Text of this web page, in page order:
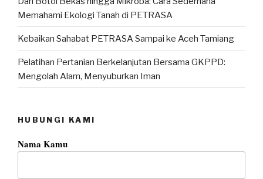
Memahami Ekologi Tanah di PETRASA
Kebaikan Sahabat PETRASA Sampai ke Aceh Tamiang
Pelatihan Pertanian Berkelanjutan Bersama GKPPD:
Mengolah Alam, Menyuburkan Iman
HUBUNGI KAMI
Nama Kamu